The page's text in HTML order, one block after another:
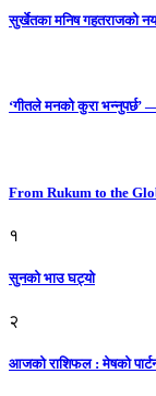
सुर्खेतका मनिष गहतराजको
‘गीतले मनको कुरा
From Rukum to the
१
सुनको भाउ घट्याे
२
आजको राशिफल : मेषको